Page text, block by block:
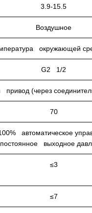
3.9-15.5
Воздушное
окружающей
G2 1/2
(через
70
автоматическое
постоянное выходное
≤3
≤7